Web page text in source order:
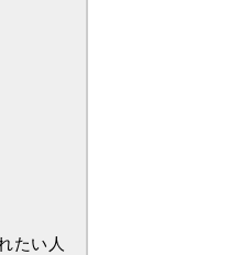
たい人